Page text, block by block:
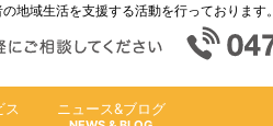
地域生活を支援する活動を行っております。
ス ニュース&ブログ